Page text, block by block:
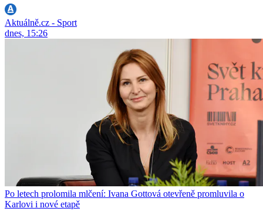
Aktuálně.cz - Sport
dnes, 15:26
Po letech prolomila mlčení: Ivana Gottová otevřeně promluvila o
Karlovi i nové etapě